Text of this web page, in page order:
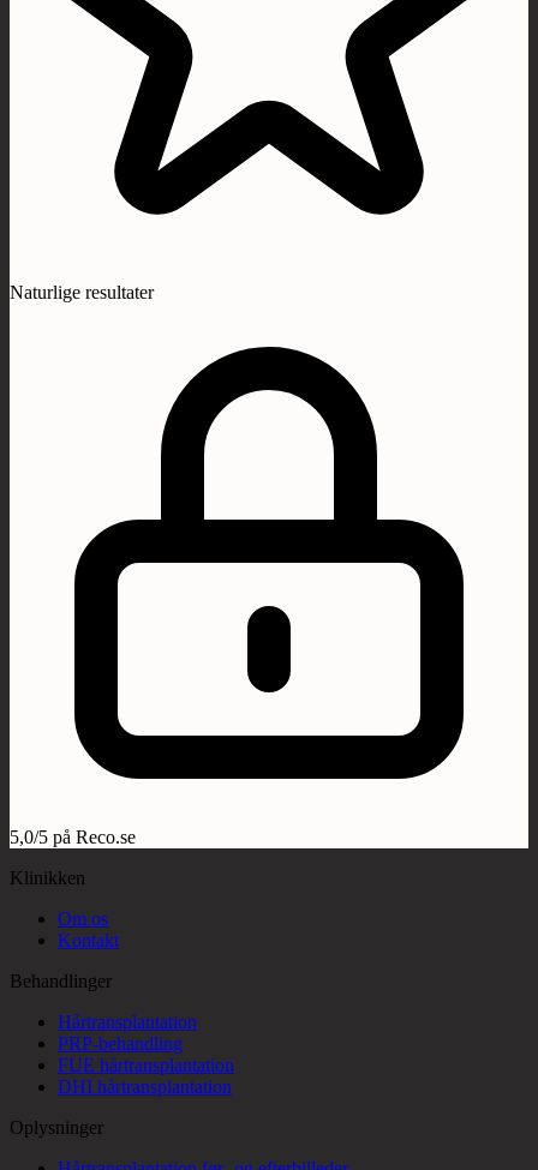
Naturlige resultater
5,0/5 på Reco.se
Klinikken
Om os
Kontakt
Behandlinger
Hårtransplantation
PRP-behandling
FUE hårtransplantation
DHI hårtransplantation
Oplysninger